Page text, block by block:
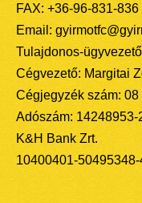
FAX: +36-96-831-836
Email:
Tulajdonos-
Cégvezető: Margitai
Cégjegyzék szám:
Adószám: 14248953-
K&H Bank Zrt.
10400401-